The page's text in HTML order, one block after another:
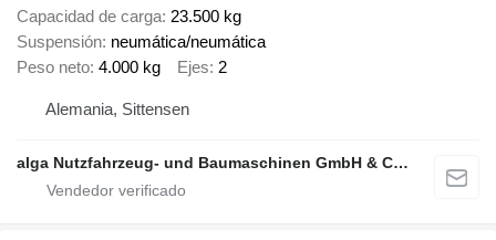
Capacidad de carga 23.500 kg
Suspensión neumática/neumática
Peso neto 4.000 kg Ejes 2
Alemania, Sittensen
alga Nutzfahrzeug- und Baumaschinen GmbH & Co. KG